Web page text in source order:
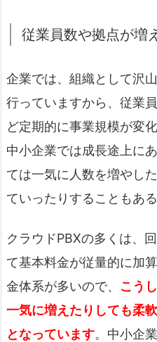
従業員数や拠点が増
企業では、組織として沢
行っていますから、従業
ど定期的に事業規模が変
中小企業では成長途上に
ては一気に人数を増やし
ていったりすることもある
クラウドPBXの多くは、
て基本料金が従量的に加
金体系が多いので、 こう
一気に増えたりしても柔
となっています。中小企